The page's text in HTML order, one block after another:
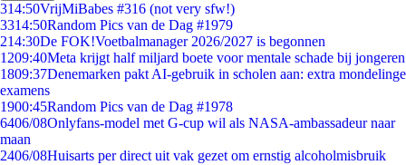
314:50VrijMiBabes #316 (not very sfw!)
3314:50Random Pics van de Dag #1979
214:30De FOK!Voetbalmanager 2026/2027 is begonnen
1209:40Meta krijgt half miljard boete voor mentale schade bij jongeren
1809:37Denemarken pakt AI-gebruik in scholen aan: extra mondelinge
examens
1900:45Random Pics van de Dag #1978
6406/08Onlyfans-model met G-cup wil als NASA-ambassadeur naar
maan
2406/08Huisarts per direct uit vak gezet om ernstig alcoholmisbruik